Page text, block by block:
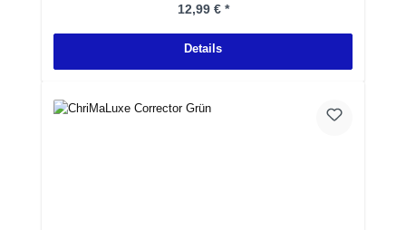
Regulärer Preis:
12,99 € *
Details